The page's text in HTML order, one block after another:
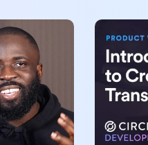
with User-ControlledMoving